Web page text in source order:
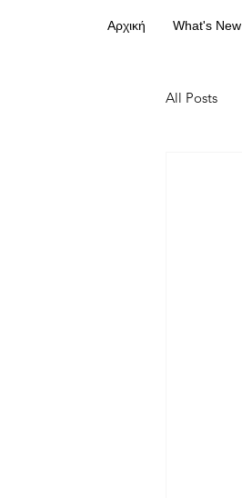
Αρχική What's New
All Posts